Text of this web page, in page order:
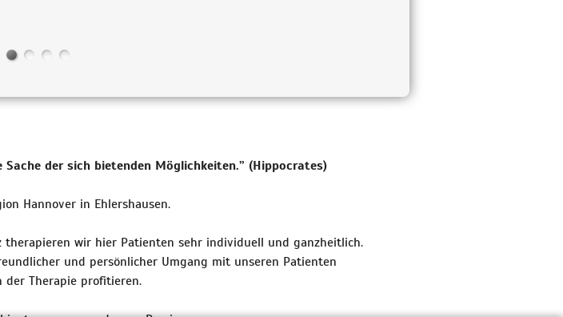
der sich bietenden Möglichkeiten.” (Hippocrates)
Hannover in Ehlershausen.
wir hier Patienten sehr individuell und ganzheitlich.
und persönlicher Umgang mit unseren Patienten
der Therapie profitieren.